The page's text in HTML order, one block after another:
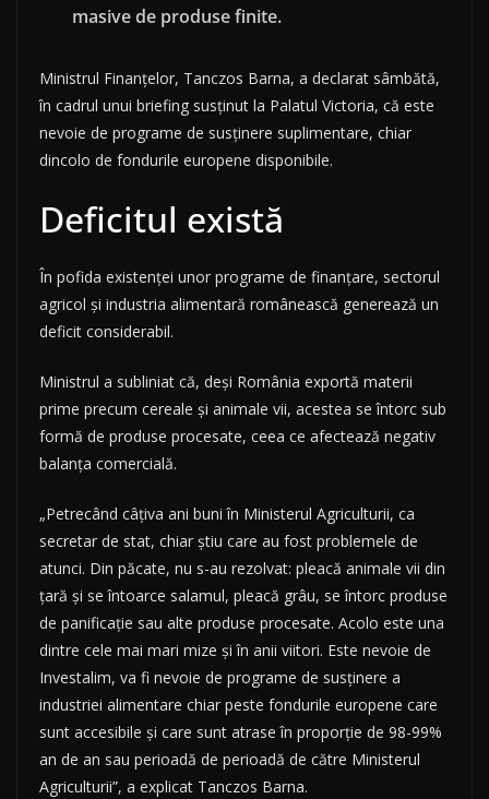
masive de produse finite.
Ministrul Finanțelor, Tanczos Barna, a declarat sâmbătă,
în cadrul unui briefing susținut la Palatul Victoria, că este
nevoie de programe de susținere suplimentare, chiar
dincolo de fondurile europene disponibile.
Deficitul există
În pofida existenței unor programe de finanțare, sectorul
agricol și industria alimentară românească generează un
deficit considerabil.
Ministrul a subliniat că, deși România exportă materii
prime precum cereale și animale vii, acestea se întorc sub
formă de produse procesate, ceea ce afectează negativ
balanța comercială.
„Petrecând câţiva ani buni în Ministerul Agriculturii, ca
secretar de stat, chiar ştiu care au fost problemele de
atunci. Din păcate, nu s-au rezolvat: pleacă animale vii din
ţară şi se întoarce salamul, pleacă grâu, se întorc produse
de panificație sau alte produse procesate. Acolo este una
dintre cele mai mari mize şi în anii viitori. Este nevoie de
Investalim, va fi nevoie de programe de susţinere a
industriei alimentare chiar peste fondurile europene care
sunt accesibile şi care sunt atrase în proporţie de 98-99%
an de an sau perioadă de perioadă de către Ministerul
Agriculturii”, a explicat Tanczos Barna.